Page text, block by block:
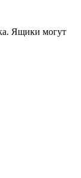
Ящики могут